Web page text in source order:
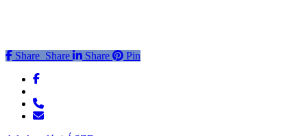
Share
Share Share Share
Pin
facebook
phone
email